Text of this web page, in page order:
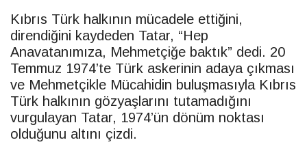
Kıbrıs Türk halkının mücadele ettiğini,
direndiğini kaydeden Tatar, “Hep
Anavatanımıza, Mehmetçiğe baktık” dedi. 20
Temmuz 1974’te Türk askerinin adaya çıkması
ve Mehmetçikle Mücahidin buluşmasıyla Kıbrıs
Türk halkının gözyaşlarını tutamadığını
vurgulayan Tatar, 1974’ün dönüm noktası
olduğunu altını çizdi.